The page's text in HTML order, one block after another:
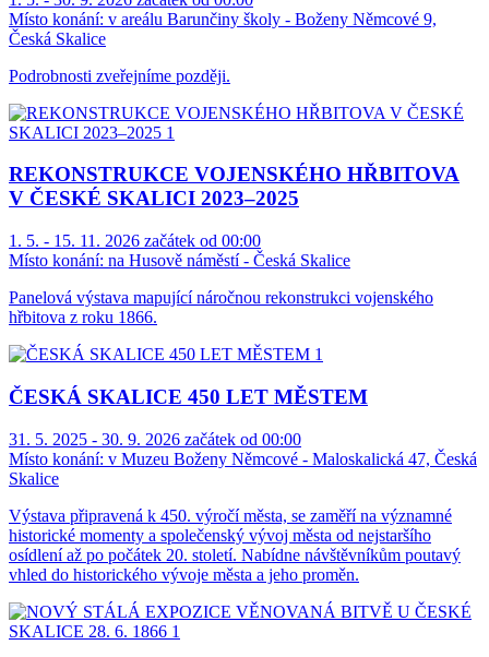
Místo konání: v areálu Barunčiny školy - Boženy Němcové 9,
Česká Skalice
Podrobnosti zveřejníme později.
REKONSTRUKCE VOJENSKÉHO HŘBITOVA
V ČESKÉ SKALICI 2023–2025
1. 5. - 15. 11. 2026 začátek od 00:00
Místo konání: na Husově náměstí - Česká Skalice
Panelová výstava mapující náročnou rekonstrukci vojenského
hřbitova z roku 1866.
ČESKÁ SKALICE 450 LET MĚSTEM
31. 5. 2025 - 30. 9. 2026 začátek od 00:00
Místo konání: v Muzeu Boženy Němcové - Maloskalická 47, Česká
Skalice
Výstava připravená k 450. výročí města, se zaměří na významné
historické momenty a společenský vývoj města od nejstaršího
osídlení až po počátek 20. století. Nabídne návštěvníkům poutavý
vhled do historického vývoje města a jeho proměn.